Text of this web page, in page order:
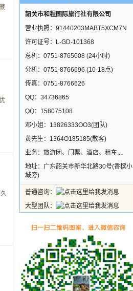
韶关市和程国际旅行社有限公司
营业执照：91440203MABT5XCM7N
许可证号：L-GD-101368
总机：0751-8765008 (24小时)
分机：0751-8766696 (10-18点)
传真：0751-8766626
QQ：34736865
QQ：158075108
邓小姐：13826333OO3(团队)
黄先生：1364O185185(散客)
业务：旅游团、门票、酒店、租车...
地址：广东韶关市新华北路30号(香槟小
城旁)
普通咨询：
大型团队：